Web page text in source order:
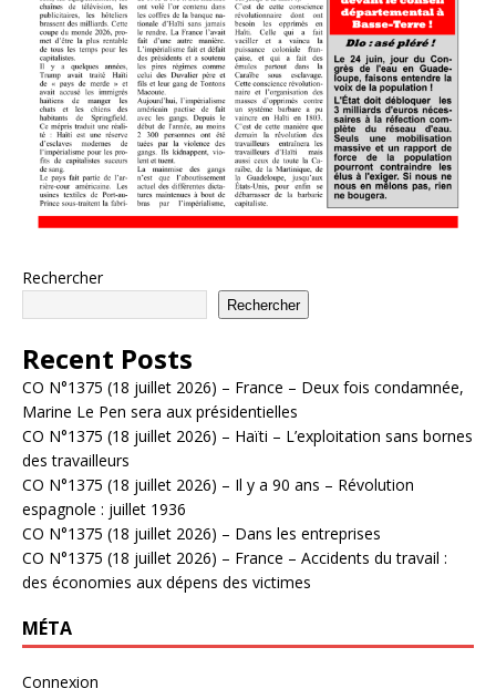
Rechercher
Rechercher
Recent Posts
CO N°1375 (18 juillet 2026) – France – Deux fois condamnée,
Marine Le Pen sera aux présidentielles
CO N°1375 (18 juillet 2026) – Haïti – L’exploitation sans bornes
des travailleurs
CO N°1375 (18 juillet 2026) – Il y a 90 ans – Révolution
espagnole : juillet 1936
CO N°1375 (18 juillet 2026) – Dans les entreprises
CO N°1375 (18 juillet 2026) – France – Accidents du travail :
des économies aux dépens des victimes
MÉTA
Connexion